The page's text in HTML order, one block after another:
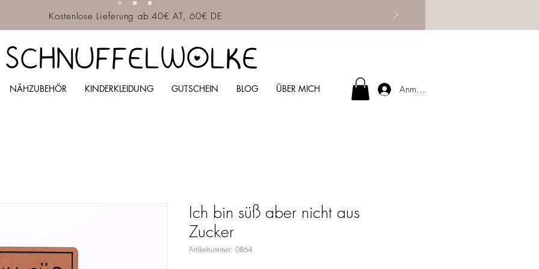
Kostenlose Lieferung ab 40€ AT, 60€ DE
SCHNUFFELWOLKE
NÄHZUBEHÖR KINDERKLEIDUNG GUTSCHEIN BLOG ÜBER MICH Anmelden
Ich bin süß aber nicht aus
Zucker
Artikelnummer: 0864